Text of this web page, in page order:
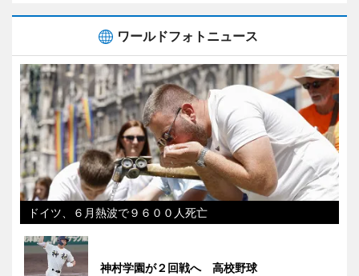
ワールドフォトニュース
ドイツ、６月熱波で９６００人死亡
神村学園が２回戦へ 高校野球